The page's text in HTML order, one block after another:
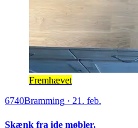
Fremhævet
6740Bramming · 21. feb.
Skænk fra ide møbler.